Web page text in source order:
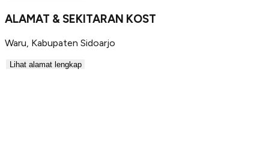
ALAMAT & SEKITARAN KOST
Waru Kabupaten Sidoarjo
Lihat alamat lengkap